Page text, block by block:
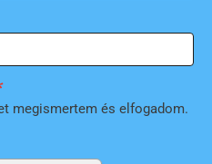
megismertem és elfogadom.